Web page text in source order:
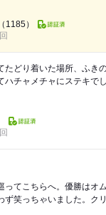
（1185）
着いた場所、ふきのさん。 コー
チャにステキでした。 少し温か
ってこちらへ。優勝はオ
ず笑っちゃいました。ク